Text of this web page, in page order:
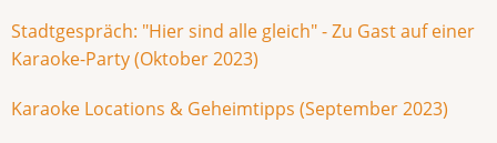
Stadtgespräch: "Hier sind alle gleich" - Zu Gast auf einer
Karaoke-Party (Oktober 2023)
Karaoke Locations & Geheimtipps (September 2023)